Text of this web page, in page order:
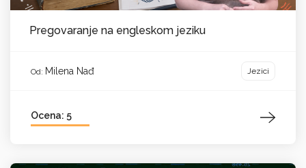
Pregovaranje na engleskom jeziku
Od: Milena Nađ Jezici
Ocena: 5